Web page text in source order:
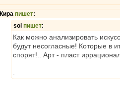
Кира пишет:
sol пишет:
Как можно анализировать
будут несогласные! Которые в
спорят!.. Арт - пласт